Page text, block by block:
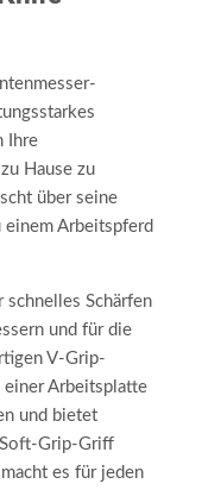
Ihre
Hause zu
über seine
Arbeitspferd
Schärfen
und für die
V-Grip-
einer Arbeitsplatte
und bietet
Grip-Griff
es für jeden